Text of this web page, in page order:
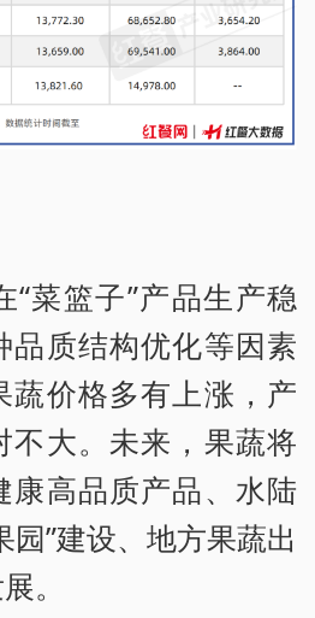
“菜篮子”产品生产稳
品质结构优化等因素
蔬价格多有上涨，产
不大。未来，果蔬将
康高品质产品、水陆
园”建设、地方果蔬出
。